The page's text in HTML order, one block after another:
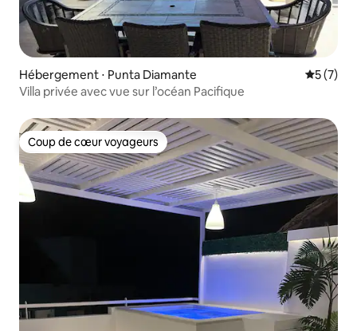
Hébergement ⋅ Punta Diamante
5 (7)
Villa privée avec vue sur l’océan Pacifique
Coup de cœur voyageurs
Coup de cœur voyageurs